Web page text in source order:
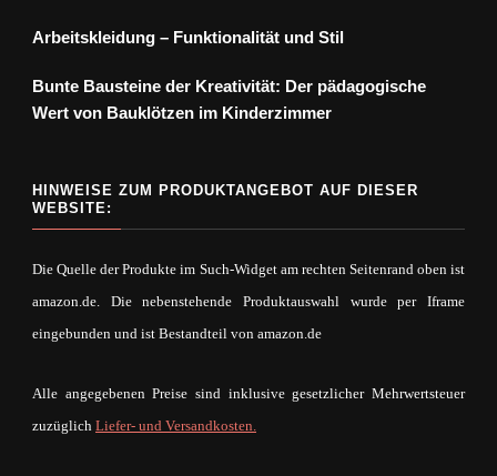
Arbeitskleidung – Funktionalität und Stil
Bunte Bausteine der Kreativität: Der pädagogische
Wert von Bauklötzen im Kinderzimmer
HINWEISE ZUM PRODUKTANGEBOT AUF DIESER
WEBSITE:
Die Quelle der Produkte im Such-Widget am rechten Seitenrand oben ist
amazon.de. Die nebenstehende Produktauswahl wurde per Iframe
eingebunden und ist Bestandteil von amazon.de
Alle angegebenen Preise sind inklusive gesetzlicher Mehrwertsteuer
zuzüglich Liefer- und Versandkosten.